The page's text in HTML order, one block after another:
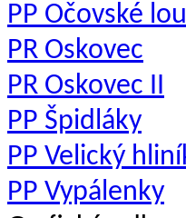
PP Očovské
PR Oskovec
PR Oskovec II
PP Špidláky
PP Velický
PP Vypálenky